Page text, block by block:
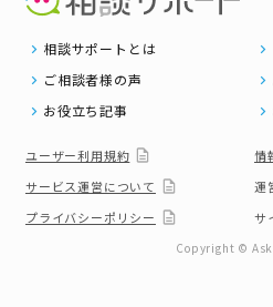
相談サポートとは
ご相談者様の声
お役立ち記事
ユーザー利用規約
情
サービス運営について
運
プライバシーポリシー
サ
Copyright ©